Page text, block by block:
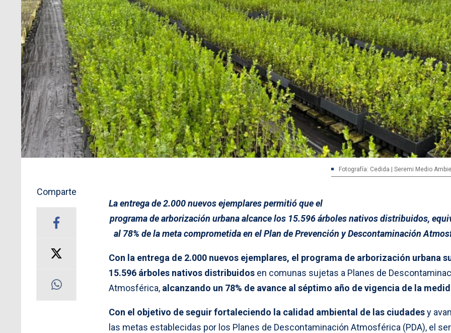
Fotografía: Cedida | Seremi Medio
Comparte
La entrega de 2.000 nuevos ejemplares permitió que el
programa de arborización urbana alcance los 15.596 árboles nativos distribuidos,
al 78% de la meta comprometida en el Plan de Prevención y Descontaminación
Con la entrega de 2.000 nuevos ejemplares, el programa de arborización urbana
15.596 árboles nativos distribuidos en comunas sujetas a Planes de
Atmosférica, alcanzando un 78% de avance al séptimo año de vigencia de la
Con el objetivo de seguir fortaleciendo la calidad ambiental de las ciudadesy
las metas establecidas por los Planes de Descontaminación Atmosférica (PDA), el